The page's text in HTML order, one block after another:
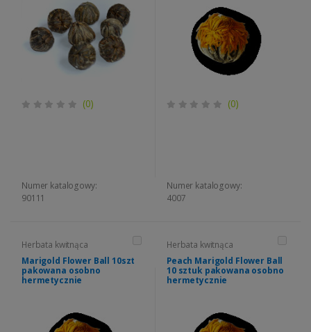
(0)
Numer katalogowy:
90111
(0)
Numer katalogowy:
4007
Herbata kwitnąca
Marigold Flower Ball 10szt
pakowana osobno
hermetycznie
Herbata kwitnąca
Peach Marigold Flower Ball
10 sztuk pakowana osobno
hermetycznie